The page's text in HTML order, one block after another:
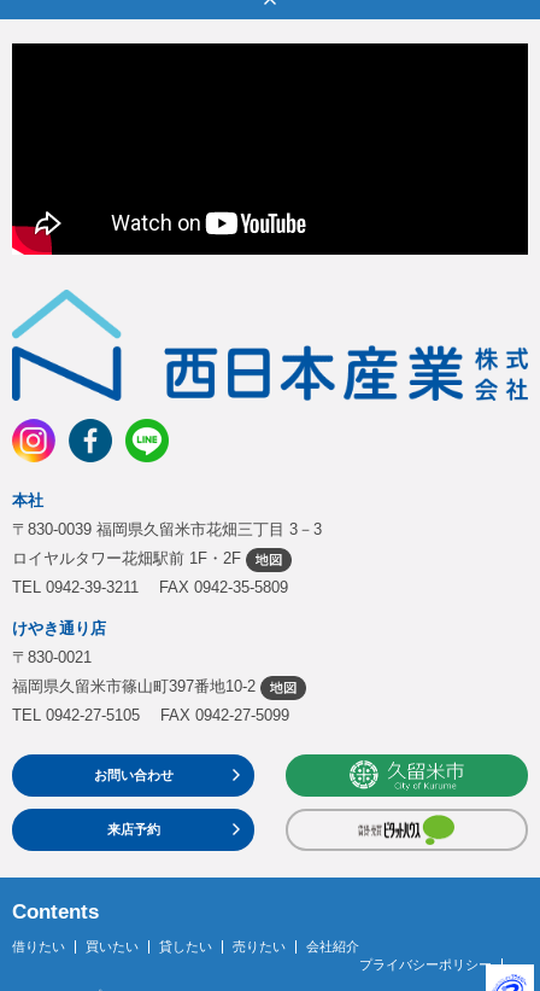
本社
〒830-0039 福岡県久留米市花畑三丁目 3－3
ロイヤルタワー花畑駅前 1F・2F
TEL 0942-39-3211 FAX 0942-35-5809
けやき通り店
〒830-0021
福岡県久留米市篠山町397番地10-2
TEL 0942-27-5105 FAX 0942-27-5099
お問い合わせ
来店予約
Contents
借りたい 買いたい 貸したい 売りたい
会社紹介
プライバシーポリシー